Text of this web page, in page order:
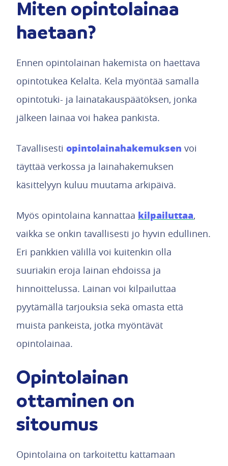
Miten opintolainaa
haetaan?
Ennen opintolainan hakemista on haettava
opintotukea Kelalta. Kela myöntää samalla
opintotuki- ja lainatakauspäätöksen, jonka
jälkeen lainaa voi hakea pankista.
Tavallisesti opintolainahakemuksen voi
täyttää verkossa ja lainahakemuksen
käsittelyyn kuluu muutama arkipäivä.
Myös opintolaina kannattaa kilpailuttaa,
vaikka se onkin tavallisesti jo hyvin edullinen.
Eri pankkien välillä voi kuitenkin olla
suuriakin eroja lainan ehdoissa ja
hinnoittelussa. Lainan voi kilpailuttaa
pyytämällä tarjouksia sekä omasta että
muista pankeista, jotka myöntävät
opintolainaa.
Opintolainan
ottaminen on
sitoumus
Opintolaina on tarkoitettu kattamaan